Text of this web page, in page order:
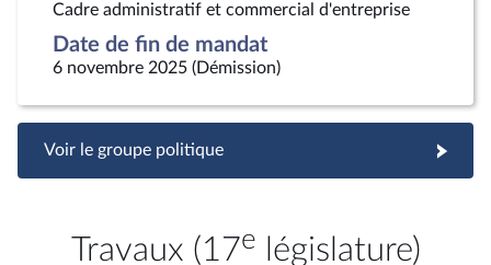
Cadre administratif et commercial d'entreprise
Date de fin de mandat
6 novembre 2025 (Démission)
Voir le groupe politique
Travaux (17e législature)